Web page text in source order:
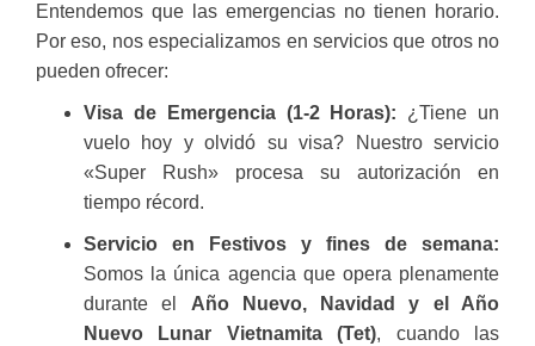
Entendemos que las emergencias no tienen horario.
Por eso, nos especializamos en servicios que otros no
pueden ofrecer:
Visa de Emergencia (1-2 Horas): ¿Tiene un
vuelo hoy y olvidó su visa? Nuestro servicio
«Super Rush» procesa su autorización en
tiempo récord.
Servicio en Festivos y fines de semana:
Somos la única agencia que opera plenamente
durante el Año Nuevo, Navidad y el Año
Nuevo Lunar Vietnamita (Tet), cuando las